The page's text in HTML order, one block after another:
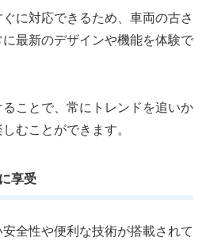
に対応できるため、車両の古さ
最新のデザインや機能を体験で
ことで、常にトレンドを追いか
むことができます。
享受
全性や便利な技術が搭載されて